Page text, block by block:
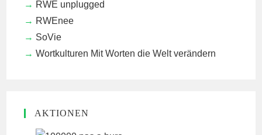
RWE unplugged
RWEnee
SoVie
Wortkulturen Mit Worten die Welt verändern
AKTIONEN